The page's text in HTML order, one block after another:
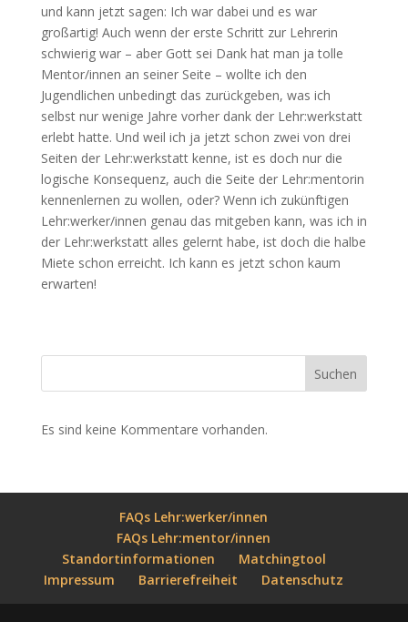
und kann jetzt sagen: Ich war dabei und es war
großartig! Auch wenn der erste Schritt zur Lehrerin
schwierig war – aber Gott sei Dank hat man ja tolle
Mentor/innen an seiner Seite – wollte ich den
Jugendlichen unbedingt das zurückgeben, was ich
selbst nur wenige Jahre vorher dank der Lehr:werkstatt
erlebt hatte. Und weil ich ja jetzt schon zwei von drei
Seiten der Lehr:werkstatt kenne, ist es doch nur die
logische Konsequenz, auch die Seite der Lehr:mentorin
kennenlernen zu wollen, oder? Wenn ich zukünftigen
Lehr:werker/innen genau das mitgeben kann, was ich in
der Lehr:werkstatt alles gelernt habe, ist doch die halbe
Miete schon erreicht. Ich kann es jetzt schon kaum
erwarten!
Suchen
Es sind keine Kommentare vorhanden.
FAQs Lehr:werker/innen
FAQs Lehr:mentor/innen
Standortinformationen
Matchingtool
Impressum
Barrierefreiheit Datenschutz